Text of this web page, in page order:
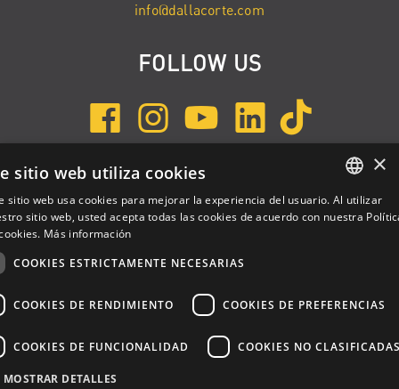
info@dallacorte.com
FOLLOW US
INSCRÍBETE A NEWSLETTER
ENGLISH
×
sitio web utiliza cookies
sitio web usa cookies para mejorar la experiencia del usuario. Al utilizar
sitio web, usted acepta todas las cookies de acuerdo con nuestra
Más información
COOKIES ESTRICTAMENTE NECESARIAS
COOKIES DE RENDIMIENTO COOKIES DE PREFERENCIAS
COOKIES DE FUNCIONALIDAD COOKIES NO
MOSTRAR DETALLES